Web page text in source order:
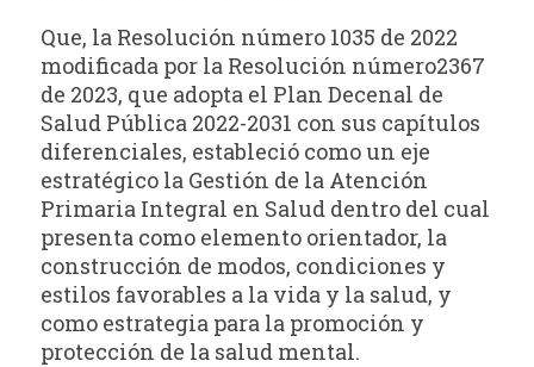
Que, la Resolución número 1035 de 2022
modificada por la Resolución número2367
de 2023, que adopta el Plan Decenal de
Salud Pública 2022-2031 con sus capítulos
diferenciales, estableció como un eje
estratégico la Gestión de la Atención
Primaria Integral en Salud dentro del cual
presenta como elemento orientador, la
construcción de modos, condiciones y
estilos favorables a la vida y la salud, y
como estrategia para la promoción y
protección de la salud mental.